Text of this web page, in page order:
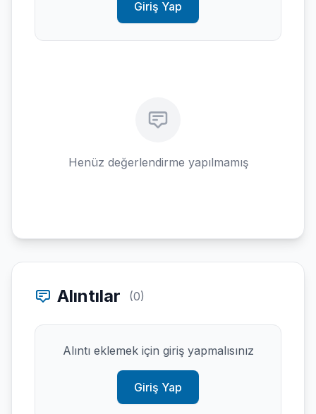
Giriş Yap
Henüz değerlendirme yapılmamış
Alıntılar (0)
Alıntı eklemek için giriş yapmalısınız
Giriş Yap